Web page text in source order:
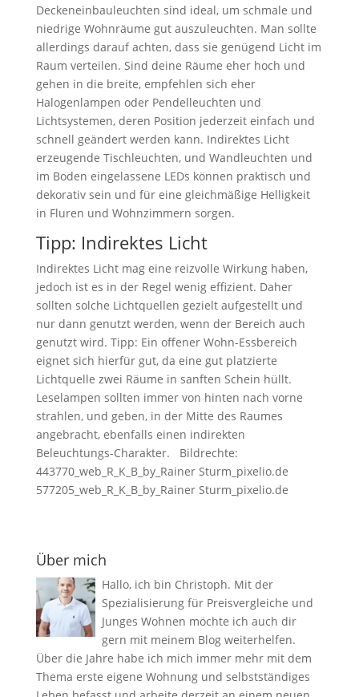
Deckeneinbauleuchten sind ideal, um schmale und
niedrige Wohnräume gut auszuleuchten. Man sollte
allerdings darauf achten, dass sie genügend Licht im
Raum verteilen. Sind deine Räume eher hoch und
gehen in die breite, empfehlen sich eher
Halogenlampen oder Pendelleuchten und
Lichtsystemen, deren Position jederzeit einfach und
schnell geändert werden kann. Indirektes Licht
erzeugende Tischleuchten, und Wandleuchten und
im Boden eingelassene LEDs können praktisch und
dekorativ sein und für eine gleichmäßige Helligkeit
in Fluren und Wohnzimmern sorgen.
Tipp: Indirektes Licht
Indirektes Licht mag eine reizvolle Wirkung haben,
jedoch ist es in der Regel wenig effizient. Daher
sollten solche Lichtquellen gezielt aufgestellt und
nur dann genutzt werden, wenn der Bereich auch
genutzt wird. Tipp: Ein offener Wohn-Essbereich
eignet sich hierfür gut, da eine gut platzierte
Lichtquelle zwei Räume in sanften Schein hüllt.
Leselampen sollten immer von hinten nach vorne
strahlen, und geben, in der Mitte des Raumes
angebracht, ebenfalls einen indirekten
Beleuchtungs-Charakter. Bildrechte:
443770_web_R_K_B_by_Rainer Sturm_pixelio.de
577205_web_R_K_B_by_Rainer Sturm_pixelio.de
Über mich
Hallo, ich bin Christoph. Mit der
Spezialisierung für Preisvergleiche und
Junges Wohnen möchte ich auch dir
gern mit meinem Blog weiterhelfen.
Über die Jahre habe ich mich immer mehr mit dem
Thema erste eigene Wohnung und selbstständiges